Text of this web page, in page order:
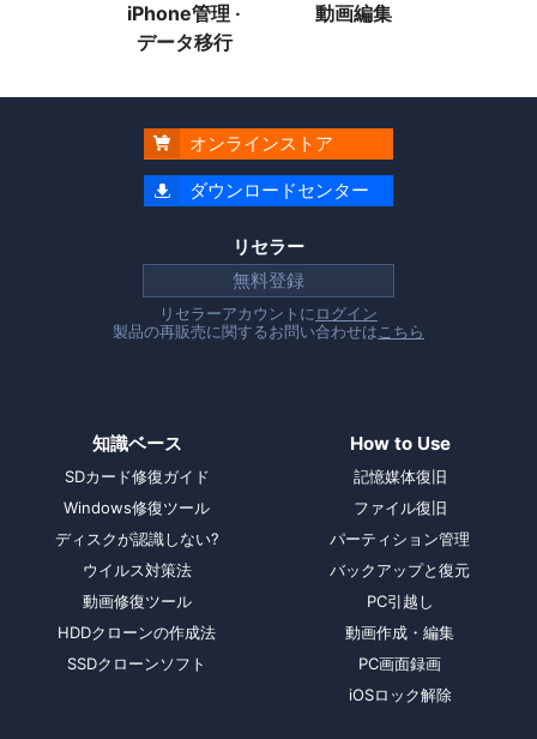
iPhone管理 ·
データ移行
動画編集
 オンラインストア
 ダウンロードセンター
リセラー
無料登録
リセラーアカウントにログイン
製品の再販売に関するお問い合わせはこちら
知識ベース
SDカード修復ガイド
Windows修復ツール
ディスクが認識しない?
ウイルス対策法
動画修復ツール
HDDクローンの作成法
SSDクローンソフト
How to Use
記憶媒体復旧
ファイル復旧
パーティション管理
バックアップと復元
PC引越し
動画作成・編集
PC画面録画
iOSロック解除